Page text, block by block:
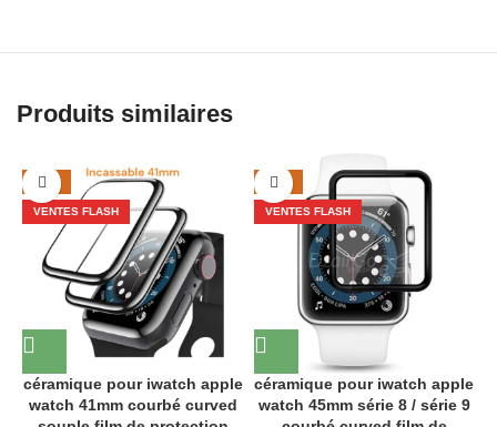
Produits similaires
-40%
VENTES FLASH
céramique pour iwatch apple
watch 41mm courbé curved
-23%
VENTES FLASH
céramique pour iwatch apple
watch 45mm série 8 / série 9